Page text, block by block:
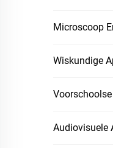
Microscoop
Wiskundige
Audiovisuele